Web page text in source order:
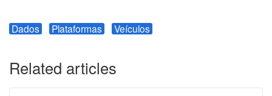
Dados Plataformas Veículos
Related articles